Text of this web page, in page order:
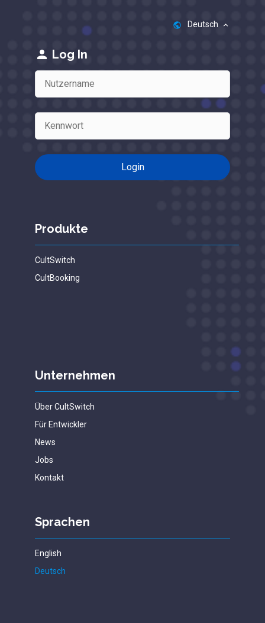
Produkte
CultSwitch
CultBooking
Unternehmen
Über CultSwitch
Für Entwickler
News
Jobs
Kontakt
Sprachen
English
Deutsch
public Deutsch keyboard_arrow_up
person Log In